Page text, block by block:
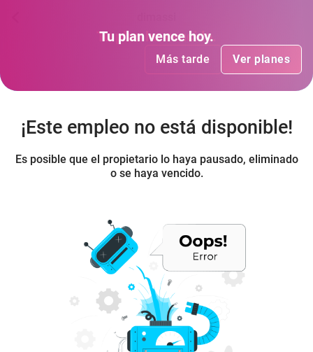
Tu plan ha vencido.
Más tarde Ver planes
Tu plan vence hoy.
Más tarde Ver planes
¡Este empleo no está disponible!
Es posible que el propietario lo haya pausado, eliminado
o se haya vencido.